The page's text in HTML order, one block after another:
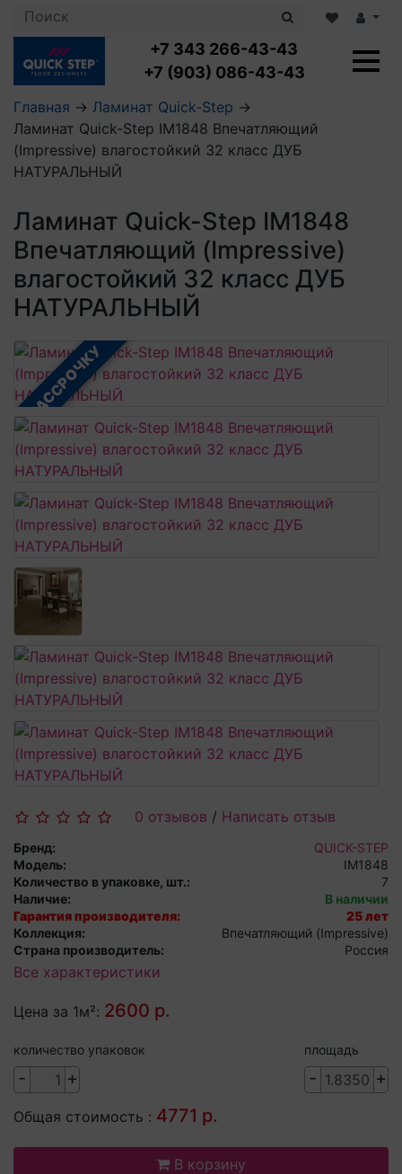
+7 343 266-43-43
+7 (903) 086-43-43
Ламинат с укладкой
Ламинат 32 класс
Посмотреть все категории
LOC FLOOR PLUS
LOC FLOOR ARCTIC
Посмотреть все категории
Кварцвиниловая плитка с укладкой
Клеевая кварцвиниловая плитка
Виниловый ламинат
Кварцвинил SPC OASIS
Плинтус
Профили для ступеней
Подложка
Пороги
Посмотреть все категории
Аксессуары для стеновых панелей
Главная → Ламинат Quick-Step →
Ламинат Quick-Step IM1848 Впечатляющий
(Impressive) влагостойкий 32 класс ДУБ
НАТУРАЛЬНЫЙ
Ламинат Quick-Step IM1848
Впечатляющий (Impressive)
влагостойкий 32 класс ДУБ
НАТУРАЛЬНЫЙ
В РАССРОЧКУ
0 отзывов / Написать отзыв
Бренд:
QUICK-STEP
Модель:
IM1848
Количество в упаковке, шт.:
7
Наличие:
В наличии
Гарантия производителя:
25 лет
Коллекция:
Впечатляющий (Impressive)
Страна производитель:
Россия
Все характеристики
Цена за 1м²: 2600 р.
количество упаковок
- +
площадь
- +
Общая стоимость : 4771 р.
В корзину